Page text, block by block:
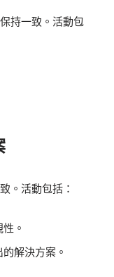
持一致。活動包
。活動包括：
。
解決方案。